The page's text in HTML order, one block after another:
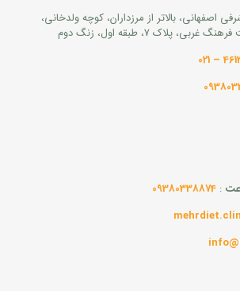
اصفهانی، بالاتر از مرزداران، کوچه ولدخانی،
پلاک 7، طبقه اول، زنگ دوم
:
09380338874